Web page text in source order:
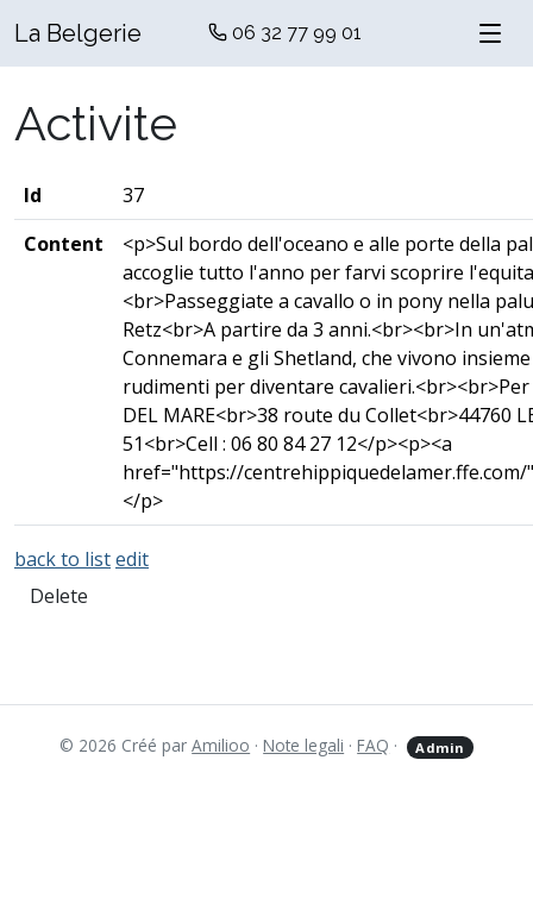
La Belgerie 06 32 77 99 01
Activite
Id
37
Content
<p>Sul bordo dell'oceano e alle porte della
accoglie tutto l'anno per farvi scoprire
<br>Passeggiate a cavallo o in pony nella
Retz<br>A partire da 3 anni.<br><br>In
Connemara e gli Shetland, che vivono
rudimenti per diventare
DEL MARE<br>38 route du Collet<br>44760
51<br>Cell : 06 80 84 27 12</p><p><a
href="https://
</p>
back to listedit
Delete
© 2026 Créé parAmilioo · Note legali · FAQ · Admin